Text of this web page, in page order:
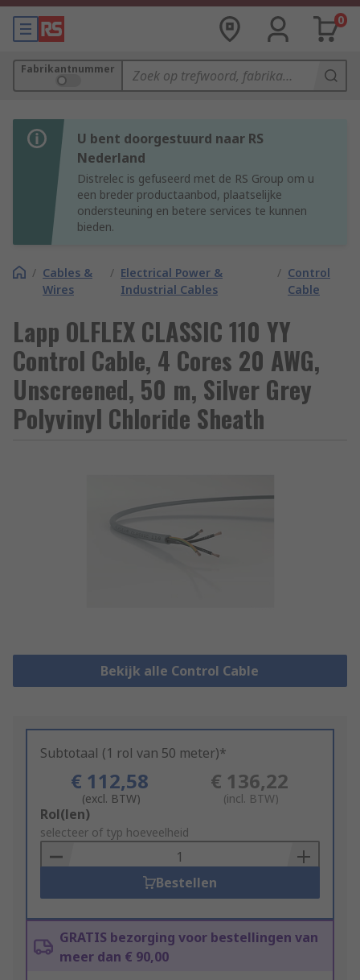
0
Fabrikantnummer
U bent doorgestuurd naar RS
Nederland
Distrelec is gefuseerd met de RS Group om u
een breder productaanbod, plaatselijke
ondersteuning en betere services te kunnen
bieden.
/ Cables &
Wires
/ Electrical Power &
Industrial Cables
/ Control
Cable
Lapp OLFLEX CLASSIC 110 YY
Control Cable, 4 Cores 20 AWG,
Unscreened, 50 m, Silver Grey
Polyvinyl Chloride Sheath
Bekijk alle Control Cable
Subtotaal (1 rol van 50 meter)*
€ 112,58
(excl. BTW)
€ 136,22
(incl. BTW)
Add
to
Basket
Rol(len)
selecteer of typ hoeveelheid
Bestellen
GRATIS bezorging voor bestellingen van
meer dan € 90,00